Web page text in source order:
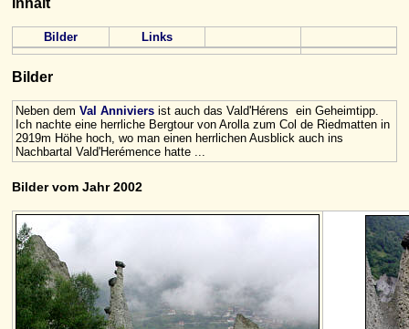
Inhalt
Bilder Links
Bilder
Neben dem Val Anniviers ist auch das Vald'Hérens ein Geheimtipp.
Ich nachte eine herrliche Bergtour von Arolla zum Col de Riedmatten in
2919m Höhe hoch, wo man einen herrlichen Ausblick auch ins
Nachbartal Vald'Herémence hatte ...
Bilder vom Jahr 2002